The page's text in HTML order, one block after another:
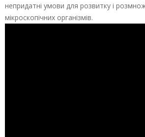
непридатні умови для розвитку і
мікроскопічних організмів.